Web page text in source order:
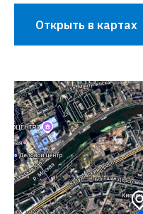
Открыть в картах